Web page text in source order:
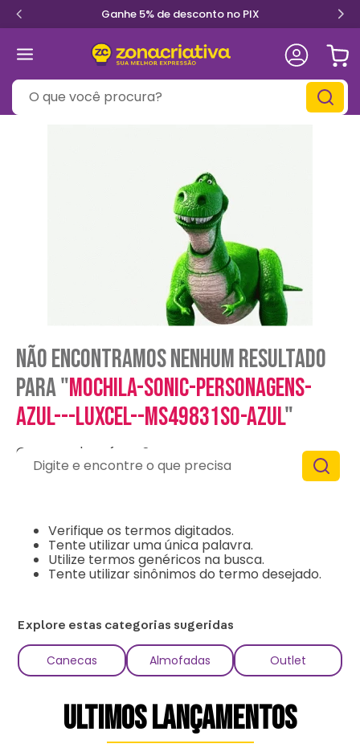
Ganhe 5% de desconto no PIX
O que você procura?
Não encontramos nenhum resultado
para "mochila-sonic-personagens-
azul---luxcel--ms49831so-azul"
O que eu devo fazer?
Verifique os termos digitados.
Tente utilizar uma única palavra.
Utilize termos genéricos na busca.
Tente utilizar sinônimos do termo desejado.
Digite e encontre o que precisa
Explore estas categorias sugeridas
Canecas Almofadas Outlet
ULTIMOS LANÇAMENTOS